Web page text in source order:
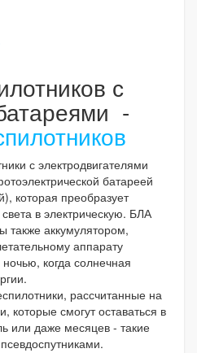
с
-
с электродвигателями
батареей
которая преобразует
в электрическую. БЛА
также аккумулятором,
аппарату
когда солнечная
рассчитанные на
которые смогут оставаться в
или даже месяцев - такие